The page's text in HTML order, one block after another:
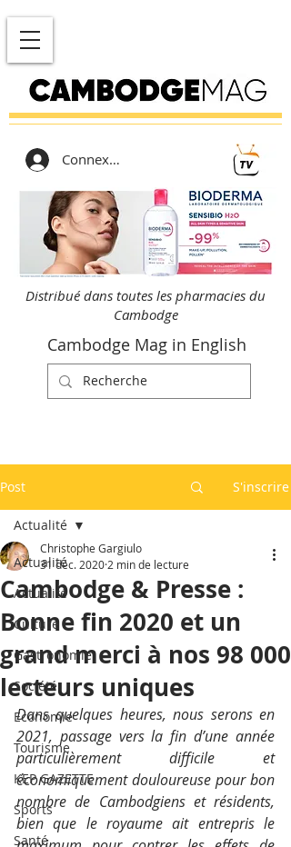
Connexion
Distribué dans toutes les pharmacies du
Cambodge
Cambodge Mag in English
Post S'inscrire
Actualité
Actualité
Culture
Gastronomie
Société
Economie
Tourisme
KEP GAZETTE
Sports
Santé
Actualité
Cambodge & Presse :
Bonne fin 2020 et un
grand merci à nos 98 000
lecteurs uniques
Christophe Gargiulo
31 déc. 2020 2 min de lecture
Dans quelques heures, nous serons en
2021, passage vers la fin d’une année
particulièrement difficile et
économiquement douloureuse pour bon
nombre de Cambodgiens et résidents,
bien que le royaume ait entrepris le